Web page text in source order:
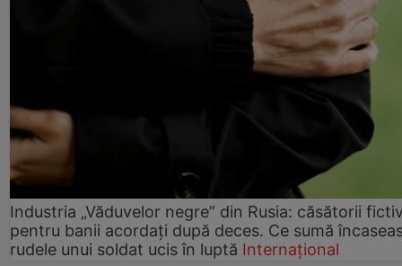
Industria „Văduvelor negre” din Rusia: căsătorii
pentru banii acordați după deces. Ce sumă
rudele unui soldat ucis în luptă Internațional